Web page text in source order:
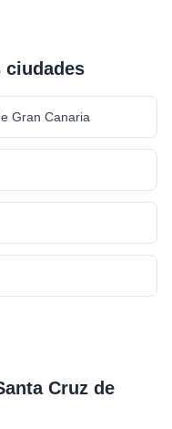
ciudades
Gran Canaria
Cruz de